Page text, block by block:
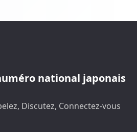
national japonais
Discutez, Connectez-vous